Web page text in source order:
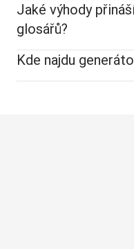
Jaké výhody
glosářů?
Kde najdu